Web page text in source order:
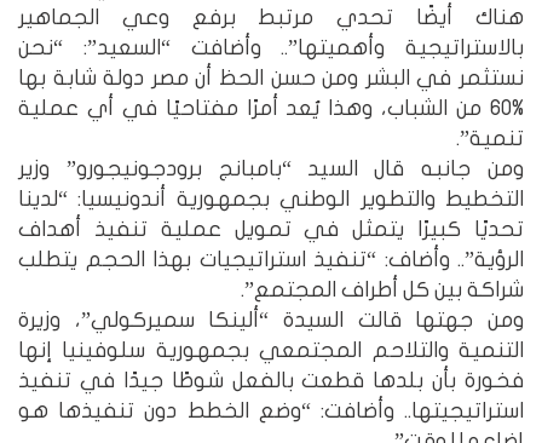
هناك أيضًا تحدي مرتبط برفع وعي الجماهير
بالاستراتيجية وأهميتها”.. وأضافت “السعيد”: “نحن
نستثمر في البشر ومن حسن الحظ أن مصر دولة شابة بها
%60 من الشباب، وهذا يُعد أمرًا مفتاحيًا في أي عملية
تنمية”.
ومن جانبه قال السيد “بامبانج برودجونيجورو” وزير
التخطيط والتطوير الوطني بجمهورية أندونيسيا: “لدينا
تحديًا كبيرًا يتمثل في تمويل عملية تنفيذ أهداف
الرؤية”.. وأضاف: “تنفيذ استراتيجيات بهذا الحجم يتطلب
شراكة بين كل أطراف المجتمع”.
ومن جهتها قالت السيدة “ألينكا سميركولي”، وزيرة
التنمية والتلاحم المجتمعي بجمهورية سلوفينيا إنها
فخورة بأن بلدها قطعت بالفعل شوطًا جيدًا في تنفيذ
استراتيجيتها.. وأضافت: “وضع الخطط دون تنفيذها هو